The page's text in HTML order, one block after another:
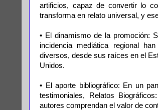
artificios, capaz de convertir lo
transforma en relato universal, y
• El dinamismo de la promoción:
incidencia mediática regional
diversos, desde sus raíces en el
Unidos.
• El aporte bibliográfico: En un
testimoniales, Relatos
autores comprendan el valor de